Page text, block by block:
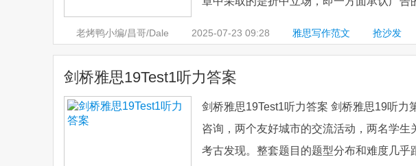
老烤鸭小编/昌哥/Dale 2025-07-23 09:28 雅思写作范文 抢沙发
剑桥雅思19Test1听力答案
剑桥雅思19Test1听力答案 剑桥雅思19听力
咨询，两个友好城市的交流活动，两名学
考古发现。整套题目的题型分布和难度几